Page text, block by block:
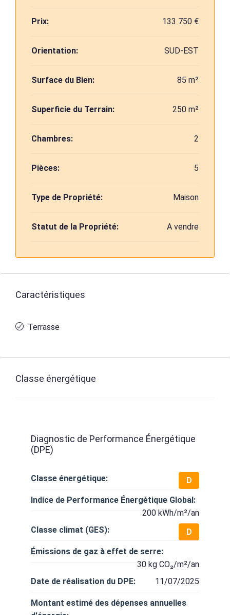
Prix: 133 750 €
Orientation: SUD-EST
Surface du Bien: 85 m²
Superficie du Terrain: 250 m²
Chambres: 2
Pièces: 5
Type de Propriété: Maison
Statut de la Propriété: A vendre
Caractéristiques
Terrasse
Classe énergétique
Diagnostic de Performance Énergétique
(DPE)
Classe énergétique:
D
Indice de Performance Énergétique Global:
200 kWh/m²/an
Classe climat (GES):
D
Émissions de gaz à effet de serre:
30 kg CO₂/m²/an
Date de réalisation du DPE:
11/07/2025
Montant estimé des dépenses annuelles